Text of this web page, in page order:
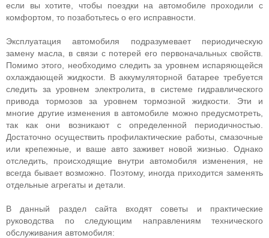
если вы хотите, чтобы поездки на автомобиле проходили с
комфортом, то позаботьтесь о его исправности.
Эксплуатация автомобиля подразумевает периодическую
замену масла, в связи с потерей его первоначальных свойств.
Помимо этого, необходимо следить за уровнем испаряющейся
охлаждающей жидкости. В аккумуляторной батарее требуется
следить за уровнем электролита, в системе гидравлического
привода тормозов за уровнем тормозной жидкости. Эти и
многие другие изменения в автомобиле можно предусмотреть,
так как они возникают с определенной периодичностью.
Достаточно осуществить профилактические работы, смазочные
или крепежные, и ваше авто заживет новой жизнью. Однако
отследить, происходящие внутри автомобиля изменения, не
всегда бывает возможно. Поэтому, иногда приходится заменять
отдельные агрегаты и детали.
В данный раздел сайта входят советы и практические
руководства по следующим направлениям технического
обслуживания автомобиля: